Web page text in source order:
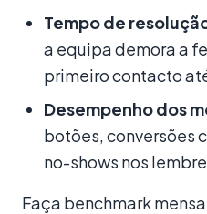
Tempo de
a equipa demora a
primeiro contacto
Desempenho dos
botões, conversões
no-shows nos
Faça benchmark